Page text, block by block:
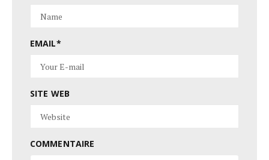
EMAIL*
SITE WEB
COMMENTAIRE